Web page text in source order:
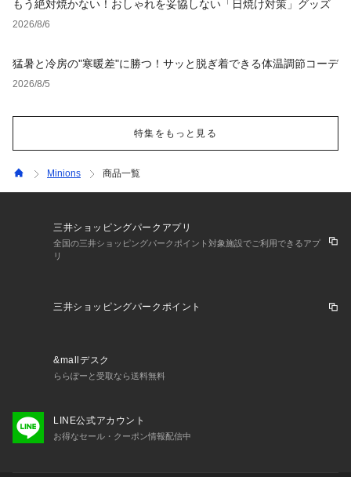
もう絶対焼かない！おしゃれを妥協しない「日焼け対策」グッズ
2026/8/6
猛暑と冷房の"寒暖差"に勝つ！サッと脱ぎ着できる体温調節コーデ
2026/8/5
特集をもっと見る
Minions 商品一覧
三井ショッピングパークアプリ
全国の三井ショッピングパークポイント対象施設でご利用できるアプ
リ
三井ショッピングパークポイント
&mallデスク
ららぽーと受取なら送料無料
LINE公式アカウント
お得なセール・クーポン情報配信中